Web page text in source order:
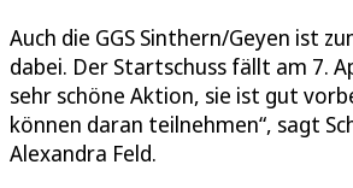
Auch die GGS Sinthern/Geyen ist
dabei. Der Startschuss fällt am 7.
sehr schöne Aktion, sie ist gut
können daran teilnehmen“, sagt
Alexandra Feld.